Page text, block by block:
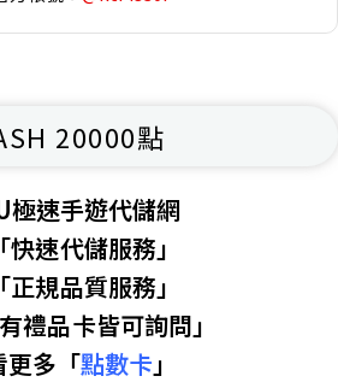
20000點
極速手遊代儲網
快速代儲服務」
正規品質服務」
禮品卡皆可詢問」
更多「點數卡 」